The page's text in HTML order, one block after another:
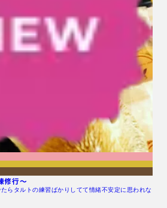
修行〜
らタルトの練習ばかりしてて情緒不安定に思われな